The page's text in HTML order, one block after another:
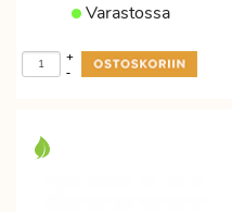
Varastossa
-
+